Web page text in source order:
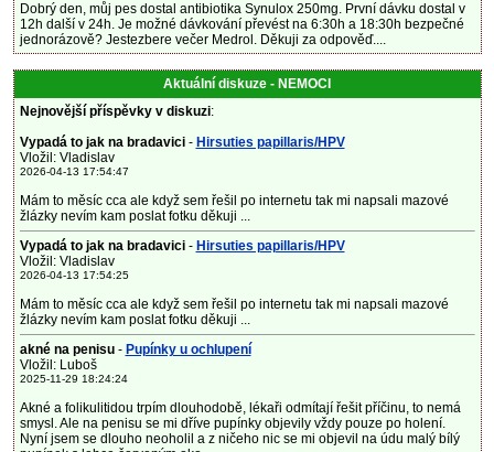
Dobrý den, můj pes dostal antibiotika Synulox 250mg. První dávku dostal v
12h další v 24h. Je možné dávkování převést na 6:30h a 18:30h bezpečné
jednorázově? Jestezbere večer Medrol. Děkuji za odpověď....
Aktuální diskuze - NEMOCI
Nejnovější příspěvky v diskuzi:
Vypadá to jak na bradavici - Hirsuties papillaris/HPV
Vložil: Vladislav
2026-04-13 17:54:47
Mám to měsíc cca ale když sem řešil po internetu tak mi napsali mazové
žlázky nevím kam poslat fotku děkuji ...
Vypadá to jak na bradavici - Hirsuties papillaris/HPV
Vložil: Vladislav
2026-04-13 17:54:25
Mám to měsíc cca ale když sem řešil po internetu tak mi napsali mazové
žlázky nevím kam poslat fotku děkuji ...
akné na penisu- Pupínky u ochlupení
Vložil: Luboš
2025-11-29 18:24:24
Akné a folikulitidou trpím dlouhodobě, lékaři odmítají řešit příčinu, to nemá
smysl. Ale na penisu se mi dříve pupínky objevily vždy pouze po holení.
Nyní jsem se dlouho neoholil a z ničeho nic se mi objevil na údu malý bílý